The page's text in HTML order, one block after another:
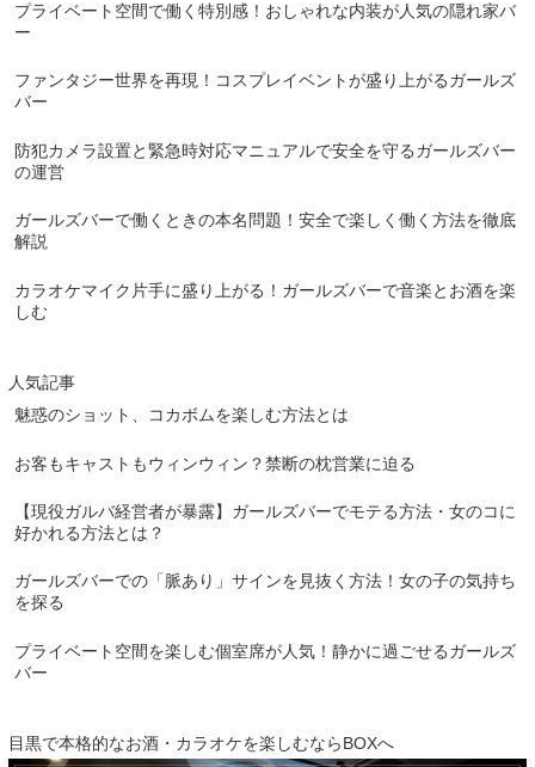
プライベート空間で働く特別感！おしゃれな内装が人気の隠れ家バ
ー
ファンタジー世界を再現！コスプレイベントが盛り上がるガールズ
バー
防犯カメラ設置と緊急時対応マニュアルで安全を守るガールズバー
の運営
ガールズバーで働くときの本名問題！安全で楽しく働く方法を徹底
解説
カラオケマイク片手に盛り上がる！ガールズバーで音楽とお酒を楽
しむ
人気記事
魅惑のショット、コカボムを楽しむ方法とは
お客もキャストもウィンウィン？禁断の枕営業に迫る
【現役ガルバ経営者が暴露】ガールズバーでモテる方法・女のコに
好かれる方法とは？
ガールズバーでの「脈あり」サインを見抜く方法！女の子の気持ち
を探る
プライベート空間を楽しむ個室席が人気！静かに過ごせるガールズ
バー
目黒で本格的なお酒・カラオケを楽しむならBOXへ